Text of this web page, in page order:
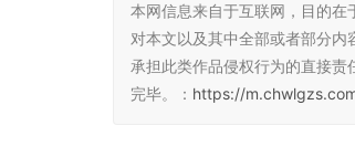
本网信息来自于互联网，目的在
对本文以及其中全部或者部分
承担此类作品侵权行为的直接
完毕。： https://